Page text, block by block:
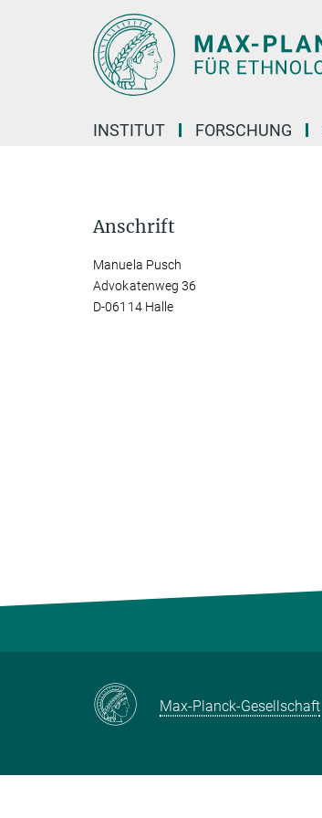
INSTITUT FORSCHUNG
Anschrift
Manuela Pusch
Advokatenweg 36
D-06114 Halle
Max-Planck-Gesellschaft